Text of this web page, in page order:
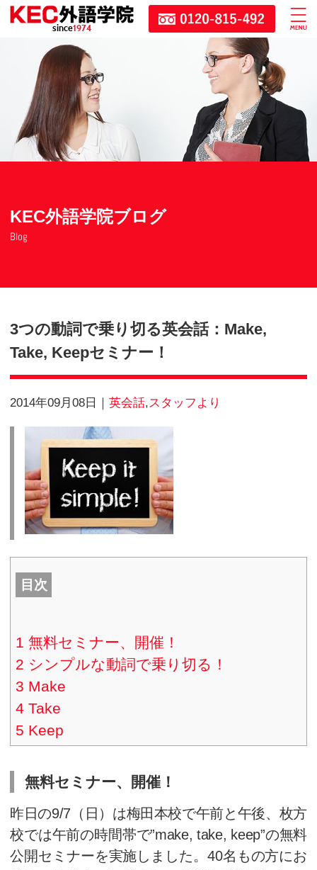
Blog
3つの動詞で乗り切る英会話
Take, Keepセミナー！
2014年09月08日
目次